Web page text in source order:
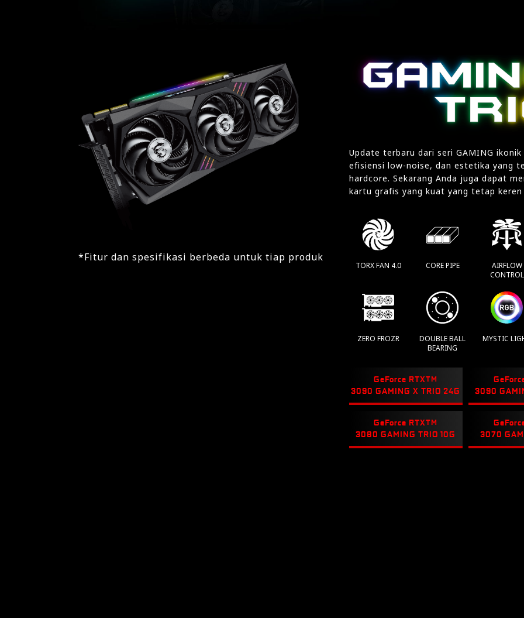
*Fitur dan spesifikasi berbeda untuk tiap produk
Update terbaru dari seri GAMING
efisiensi low-noise, dan estetika yang
hardcore. Sekarang Anda juga dapat
kartu grafis yang kuat yang tetap keren
TORX FAN 4.0 CORE PIPE
AIRFLOW
CONTROL
ZERO FROZR
DOUBLE BALL
BEARING
MYSTIC
GeForce RTXTM
3090 GAMING X TRIO 24G 3090
GeForce RTXTM
3080 GAMING TRIO 10G 3070